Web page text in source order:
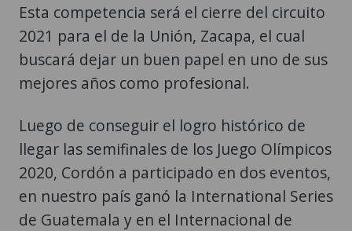
Esta competencia será el cierre del circuito
2021 para el de la Unión, Zacapa, el cual
buscará dejar un buen papel en uno de sus
mejores años como profesional.
Luego de conseguir el logro histórico de
llegar las semifinales de los Juego Olímpicos
2020, Cordón a participado en dos eventos,
en nuestro país ganó la International Series
de Guatemala y en el Internacional de